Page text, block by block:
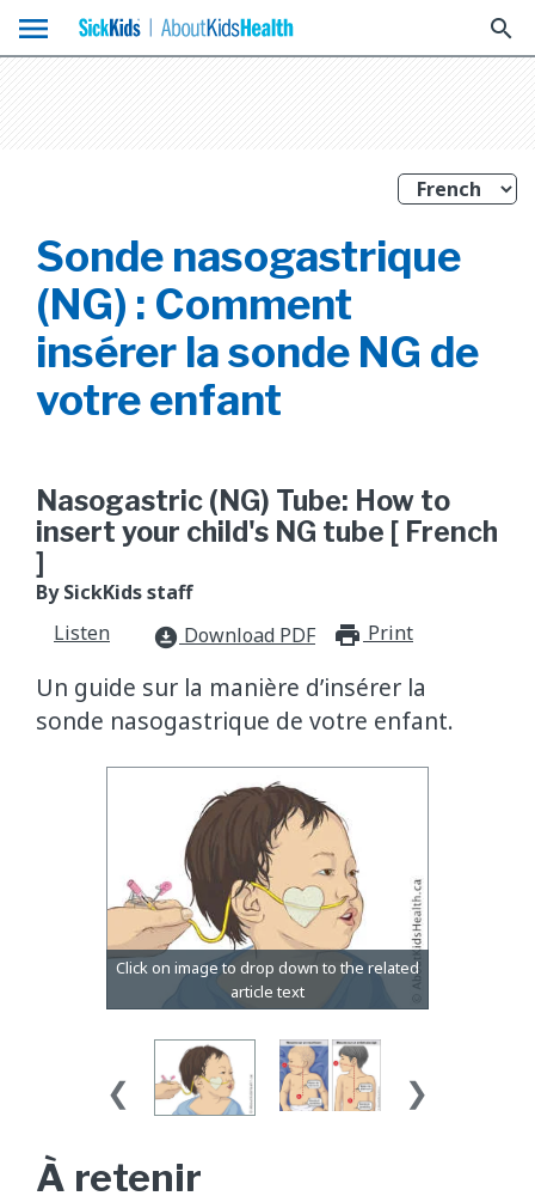
menu search
Sonde nasogastrique
(NG) : Comment
insérer la sonde NG de
votre enfant
Nasogastric (NG) Tube: How to
insert your child's NG tube [ French
]
By SickKids staff
Listen
download_for_offline Download PDF Print
Un guide sur la manière d’insérer la
sonde nasogastrique de votre enfant.
À retenir